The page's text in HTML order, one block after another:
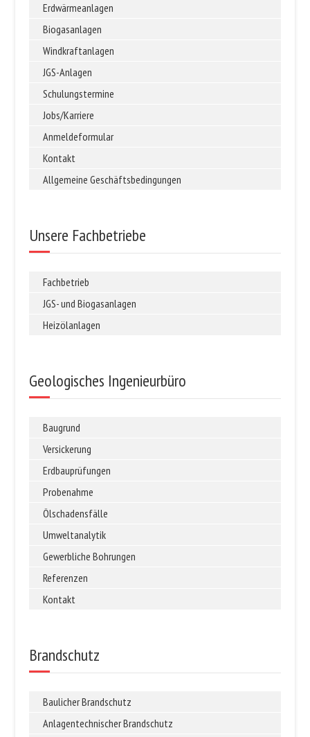
Erdwärmeanlagen
Biogasanlagen
Windkraftanlagen
JGS-Anlagen
Schulungstermine
Jobs/Karriere
Anmeldeformular
Kontakt
Allgemeine Geschäftsbedingungen
Unsere Fachbetriebe
Fachbetrieb
JGS- und Biogasanlagen
Heizölanlagen
Geologisches Ingenieurbüro
Baugrund
Versickerung
Erdbauprüfungen
Probenahme
Ölschadensfälle
Umweltanalytik
Gewerbliche Bohrungen
Referenzen
Kontakt
Brandschutz
Baulicher Brandschutz
Anlagentechnischer Brandschutz